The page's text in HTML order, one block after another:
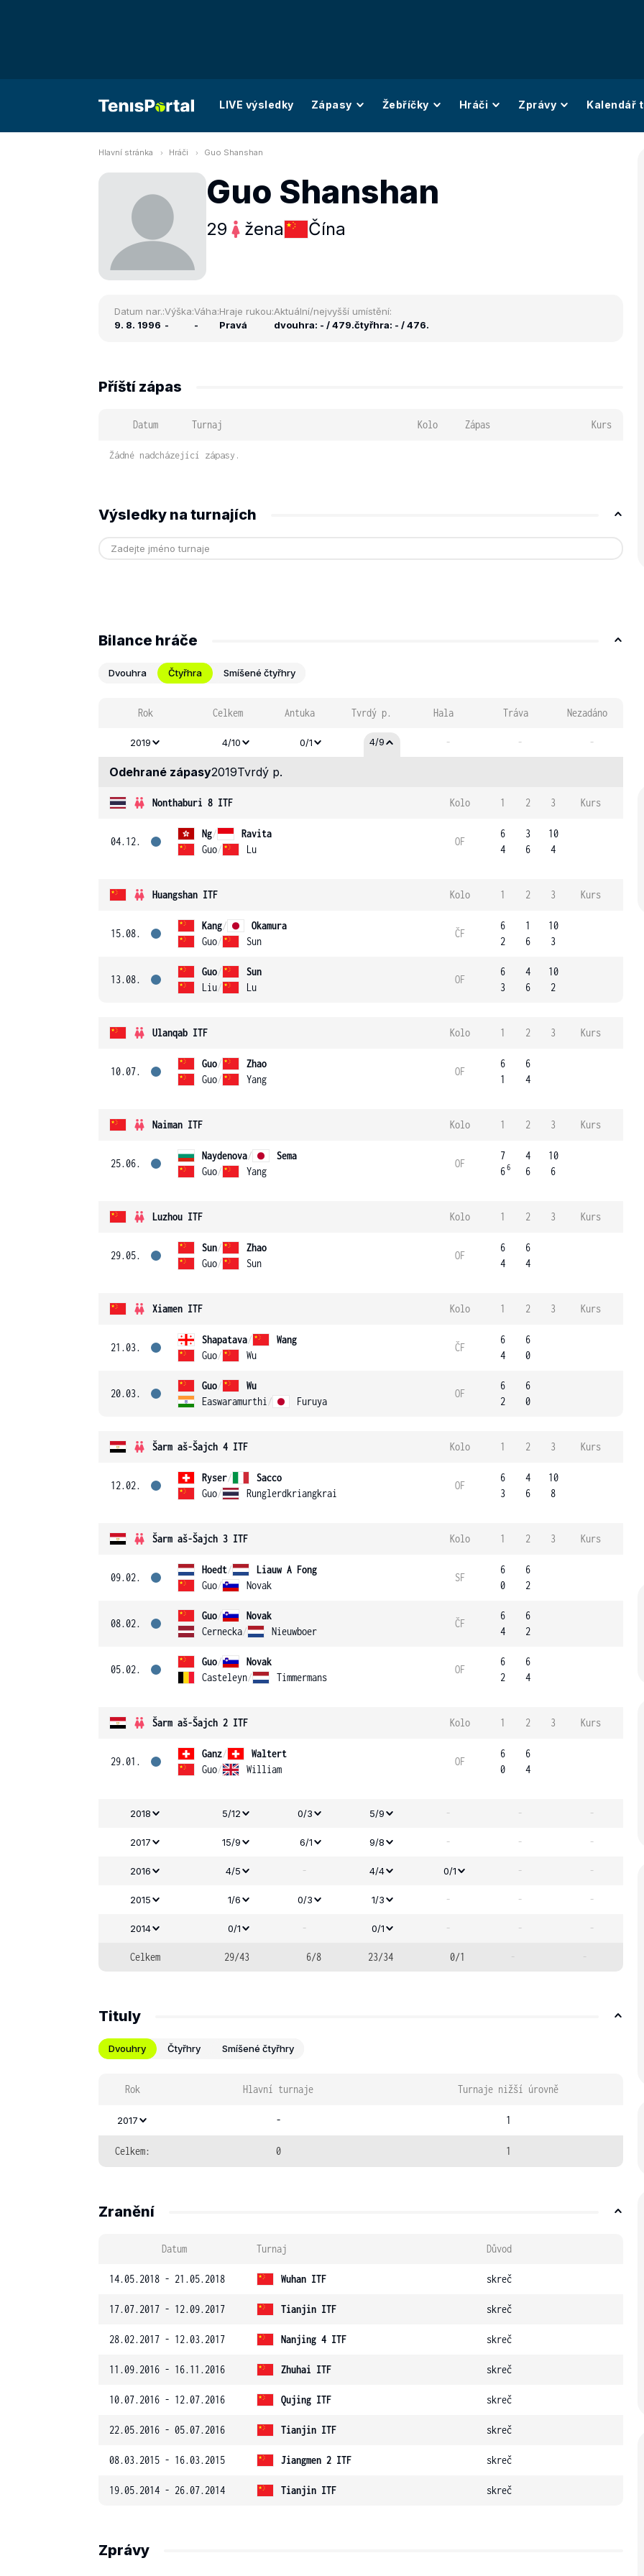
LIVE výsledky Zápasy Žebříčky Hráči Zprávy Kalendář
Hlavní stránka Hráči Guo Shanshan
Guo Shanshan
29 žena Čína
Datum nar.:
9. 8. 1996
Výška:
-
Váha:
-
Hraje rukou:
Pravá
Aktuální/nejvyšší umístění:
dvouhra: - / 479.čtyřhra: - / 476.
Příští zápas
Datum Turnaj Kolo Zápas Kurs
Žádné nadcházející zápasy.
Výsledky na turnajích
Bilance hráče
Dvouhra Čtyřhra Smíšené čtyřhry
Rok Celkem Antuka Tvrdý p. Hala Tráva Nezadáno
2019 4/10 0/1 4/9 - - -
Odehrané zápasy2019Tvrdý p.
Nonthaburi 8 ITF Kolo 1 2 3 Kurs
04.12.
Ng/
Ravita
Guo/ Lu
OF
6
4
3
6
10
4
Huangshan ITF Kolo 1 2 3 Kurs
15.08.
Kang/
Okamura
Guo/ Sun
ČF
6
2
1
6
10
3
13.08.
Guo/
Sun
Liu/ Lu
OF
6
3
4
6
10
2
Ulanqab ITF Kolo 1 2 3 Kurs
10.07.
Guo/
Zhao
Guo/ Yang
OF
6
1
6
4
Naiman ITF Kolo 1 2 3 Kurs
25.06.
Naydenova/
Sema
Guo/ Yang
OF
7
66
4
6
10
6
Luzhou ITF Kolo 1 2 3 Kurs
29.05.
Sun/
Zhao
Guo/ Sun
OF
6
4
6
4
Xiamen ITF Kolo 1 2 3 Kurs
21.03.
Shapatava/
Wang
Guo/ Wu
ČF
6
4
6
0
20.03.
Guo/
Wu
Easwaramurthi / Furuya
OF
6
2
6
0
Šarm aš-Šajch 4 ITF Kolo 1 2 3 Kurs
12.02.
Ryser/
Sacco
Guo/ Runglerdkriangkrai
OF
6
3
4
6
10
8
Šarm aš-Šajch 3 ITF Kolo 1 2 3 Kurs
09.02.
Hoedt/
Liauw A Fong
Guo/ Novak
SF
6
0
6
2
08.02.
Guo/
Novak
Cernecka/ Nieuwboer
ČF
6
4
6
2
05.02.
Guo/
Novak
Casteleyn/ Timmermans
OF
6
2
6
4
Šarm aš-Šajch 2 ITF Kolo 1 2 3 Kurs
29.01.
Ganz/
Waltert
Guo/ William
OF
6
0
6
4
2018 5/12 0/3 5/9 - - -
2017 15/9 6/1 9/8 - - -
2016 4/5 - 4/4 0/1 - -
2015 1/6 0/3 1/3 - - -
2014 0/1 - 0/1 - - -
Celkem 29/43 6/8 23/34 0/1 - -
Tituly
Dvouhry Čtyřhry Smíšené čtyřhry
Rok Hlavní turnaje Turnaje nižší úrovně
2017 - 1
Celkem: 0 1
Zranění
Datum Turnaj Důvod
14.05.2018 - 21.05.2018 Wuhan ITF skreč
17.07.2017 - 12.09.2017 Tianjin ITF skreč
28.02.2017 - 12.03.2017 Nanjing 4 ITF skreč
11.09.2016 - 16.11.2016 Zhuhai ITF skreč
10.07.2016 - 12.07.2016 Qujing ITF skreč
22.05.2016 - 05.07.2016 Tianjin ITF skreč
08.03.2015 - 16.03.2015 Jiangmen 2 ITF skreč
19.05.2014 - 26.07.2014 Tianjin ITF skreč
Zprávy